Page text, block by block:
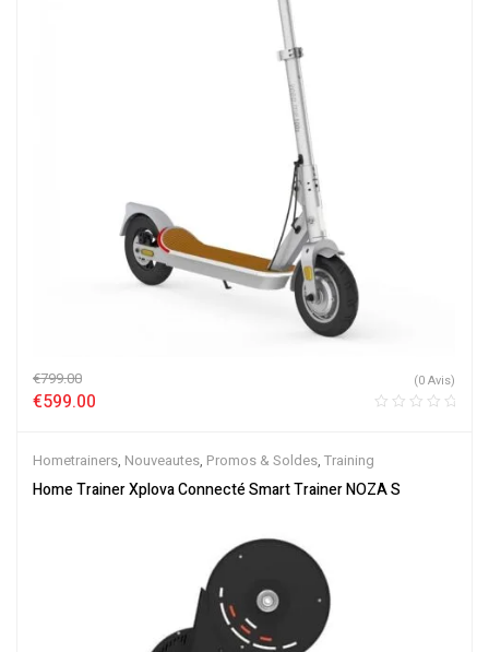
€799.00
€599.00
(0 Avis)
Hometrainers, Nouveautes, Promos & Soldes, Training
Home Trainer Xplova Connecté Smart Trainer NOZA S